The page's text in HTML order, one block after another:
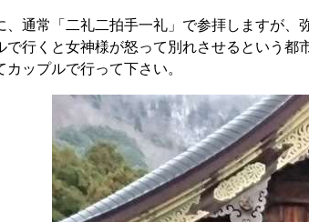
、通常「二礼二拍手一礼」で参拝しますが、
で行くと女神様が怒って別れさせるという都
カップルで行って下さい。